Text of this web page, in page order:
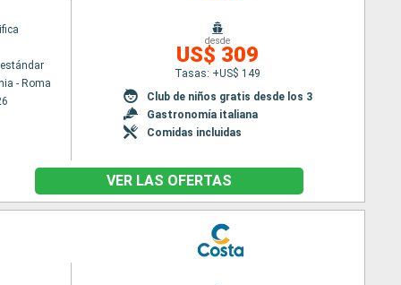
- Roma
desde
US$ 309
Tasas: +US$ 149
Club de niños gratis desde los 3
Gastronomía italiana
Comidas incluidas
VER LAS OFERTAS